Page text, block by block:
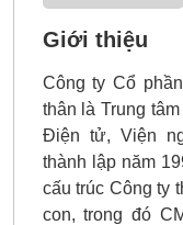
Giới thiệu
Công ty Cổ
thân là Trung
Điện tử, Viện
thành lập năm
cấu trúc Công ty
con, trong đó